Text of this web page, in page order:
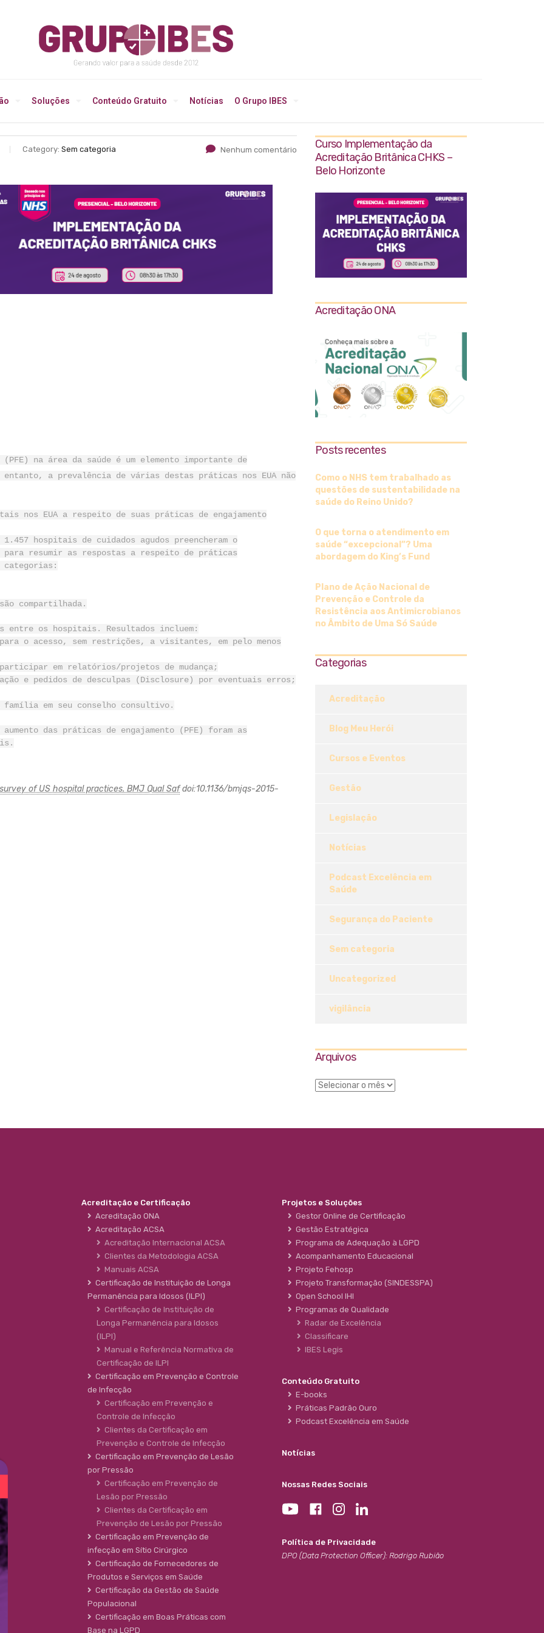
Soluções Conteúdo Gratuito Notícias O Grupo IBES
Category: Sem categoria Nenhum comentário
na área da saúde é um elemento importante de
entanto, a prevalência de várias destas práticas nos EUA não
nos EUA a respeito de suas práticas de engajamento
hospitais de cuidados agudos preencheram o
resumir as respostas a respeito de práticas
categorias:
compartilhada.
entre os hospitais. Resultados incluem:
o acesso, sem restrições, a visitantes, em pelo menos
em relatórios/projetos de mudança;
e pedidos de desculpas (Disclosure) por eventuais erros;
família em seu conselho consultivo.
das práticas de engajamento (PFE) foram as
of US hospital practices. BMJ Qual Safdoi:10.1136/bmjqs-2015-
Curso Implementação da
Acreditação Britânica CHKS –
Belo Horizonte
Acreditação ONA
Posts recentes
Como o NHS tem trabalhado as
questões de sustentabilidade na
saúde do Reino Unido?
O que torna o atendimento em
saúde “excepcional”? Uma
abordagem do King’s Fund
Plano de Ação Nacional de
Prevenção e Controle da
Resistência aos Antimicrobianos
no Âmbito de Uma Só Saúde
Categorias
Acreditação
Blog Meu Herói
Cursos e Eventos
Gestão
Legislação
Notícias
Podcast Excelência em
Saúde
Segurança do Paciente
Sem categoria
Uncategorized
vigilância
Arquivos
Acreditação e Certificação
Acreditação ONA
Acreditação ACSA
Acreditação Internacional ACSA
Clientes da Metodologia ACSA
Manuais ACSA
Certificação de Instituição de Longa
Permanência para Idosos (ILPI)
Certificação de Instituição de
Longa Permanência para Idosos
(ILPI)
Manual e Referência Normativa de
Certificação de ILPI
Certificação em Prevenção e Controle
de Infecção
Certificação em Prevenção e
Controle de Infecção
Clientes da Certificação em
Prevenção e Controle de Infecção
Certificação em Prevenção de Lesão
por Pressão
Certificação em Prevenção de
Lesão por Pressão
Clientes da Certificação em
Prevenção de Lesão por Pressão
Certificação em Prevenção de
infecção em Sítio Cirúrgico
Certificação de Fornecedores de
Produtos e Serviços em Saúde
Certificação da Gestão de Saúde
Populacional
Certificação em Boas Práticas com
Base na LGPD
Projetos e Soluções
Gestor Online de Certificação
Gestão Estratégica
Programa de Adequação à LGPD
Acompanhamento Educacional
Projeto Fehosp
Projeto Transformação (SINDESSPA)
Open School IHI
Programas de Qualidade
Radar de Excelência
Classificare
IBES Legis
Conteúdo Gratuito
E-books
Práticas Padrão Ouro
Podcast Excelência em Saúde
Notícias
Nossas Redes Sociais
Política de Privacidade
DPO (Data Protection Officer): Rodrigo Rubião